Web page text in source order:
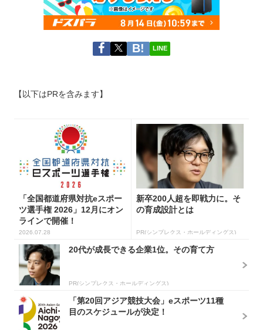
LINE
【以下はPRを含みます】
「全国都道府県対抗eスポー
ツ選手権 2026」12月にオン
ラインで開催！
2026.07.28
新卒200人超を即戦力に。そ
の育成設計とは
PR(シンプレクス・ホールディングス)
20代が成長できる企業1位。その育て方
PR(シンプレクス・ホールディングス)
「第20回アジア競技大会」eスポーツ11種
目のスケジュールが決定！